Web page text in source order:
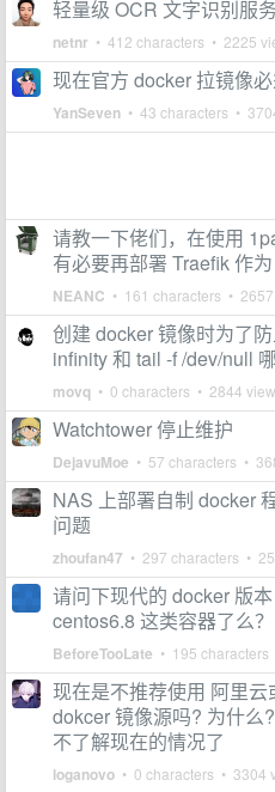
轻量级 OCR 文字识别服
netnr • 412 characters • 2225
现在官方 docker 拉镜像
YanSeven • 43 characters •
请教一下佬们，在使用
有必要再部署 Traefik 作
NEANC • 161 characters •
创建 docker 镜像时为了
infinity 和 tail -f /dev/null
movq • 0 characters • 2844
Watchtower 停止维护
DejavuMoe • 57 characters •
NAS 上部署自制 docker
问题
zhoufan47 • 297 characters •
请问下现代的 docker 版
centos6.8 这类容器了么？
BeforeTooLate • 195
现在是不推荐使用 阿里
dokcer 镜像源吗? 为什么
不了解现在的情况了
loganovo • 0 characters • 3304